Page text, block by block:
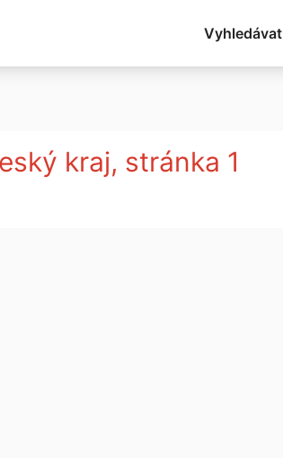
Vyhledávat
kraj, stránka 1